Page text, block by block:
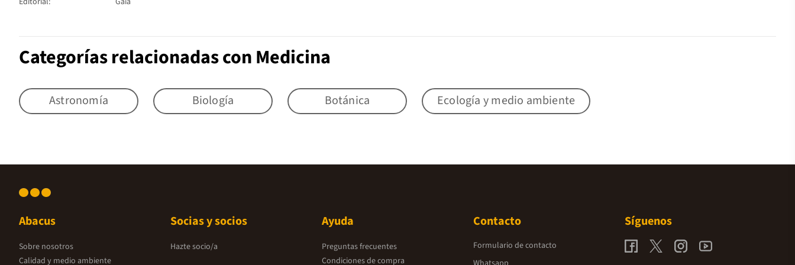
Categorías relacionadas con Medicina
Astronomía Biología Botánica Ecología y medio ambiente
Abacus
Sobre nosotros
Calidad y medio ambiente
Socias y socios
Hazte socio/a
Ayuda
Preguntas frecuentes
Condiciones de compra
Contacto
Formulario de contacto
Síguenos